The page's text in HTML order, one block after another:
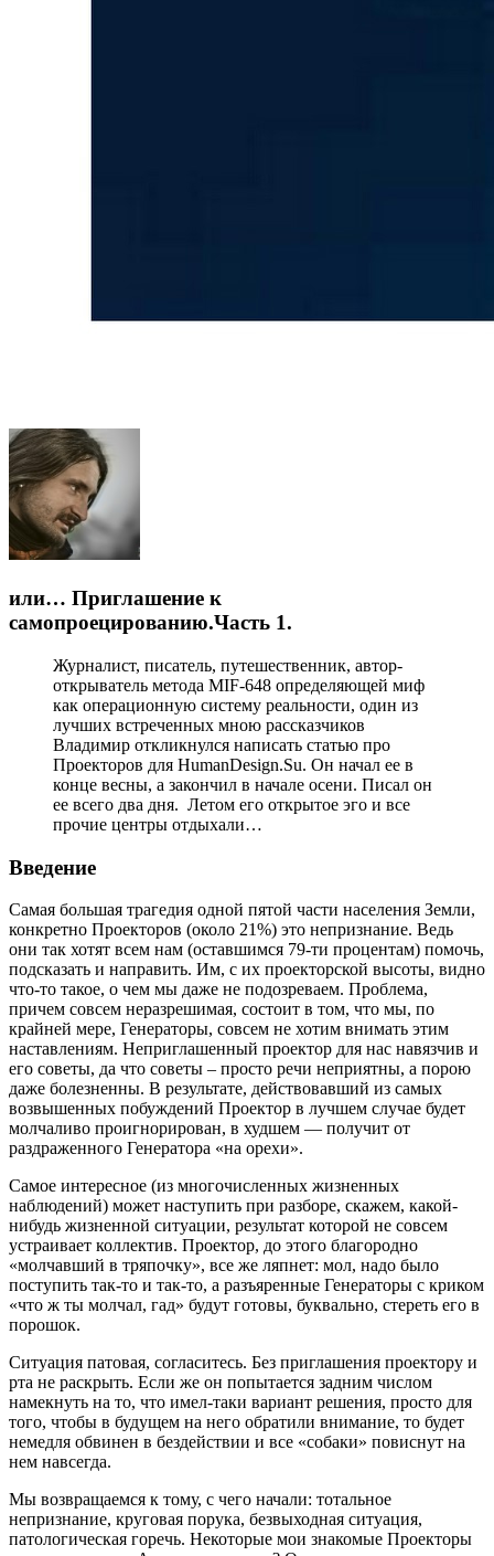
или… Приглашение к
самопроецированию.Часть 1.
Журналист, писатель, путешественник, автор-
открыватель метода MIF-648 определяющей миф
как операционную систему реальности, один из
лучших встреченных мною рассказчиков
Владимир откликнулся написать статью про
Проекторов для HumanDesign.Su. Он начал ее в
конце весны, а закончил в начале осени. Писал он
ее всего два дня. Летом его открытое эго и все
прочие центры отдыхали…
Введение
Самая большая трагедия одной пятой части населения Земли,
конкретно Проекторов (около 21%) это непризнание. Ведь
они так хотят всем нам (оставшимся 79-ти процентам) помочь,
подсказать и направить. Им, с их проекторской высоты, видно
что-то такое, о чем мы даже не подозреваем. Проблема,
причем совсем неразрешимая, состоит в том, что мы, по
крайней мере, Генераторы, совсем не хотим внимать этим
наставлениям. Неприглашенный проектор для нас навязчив и
его советы, да что советы – просто речи неприятны, а порою
даже болезненны. В результате, действовавший из самых
возвышенных побуждений Проектор в лучшем случае будет
молчаливо проигнорирован, в худшем — получит от
раздраженного Генератора «на орехи».
Самое интересное (из многочисленных жизненных
наблюдений) может наступить при разборе, скажем, какой-
нибудь жизненной ситуации, результат которой не совсем
устраивает коллектив. Проектор, до этого благородно
«молчавший в тряпочку», все же ляпнет: мол, надо было
поступить так-то и так-то, а разъяренные Генераторы с криком
«что ж ты молчал, гад» будут готовы, буквально, стереть его в
порошок.
Ситуация патовая, согласитесь. Без приглашения проектору и
рта не раскрыть. Если же он попытается задним числом
намекнуть на то, что имел-таки вариант решения, просто для
того, чтобы в будущем на него обратили внимание, то будет
немедля обвинен в бездействии и все «собаки» повиснут на
нем навсегда.
Мы возвращаемся к тому, с чего начали: тотальное
непризнание, круговая порука, безвыходная ситуация,
патологическая горечь. Некоторые мои знакомые Проекторы